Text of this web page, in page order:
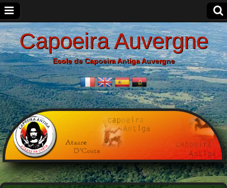
Capoeira Auvergne
Ecole de Capoeira Antiga Auvergne